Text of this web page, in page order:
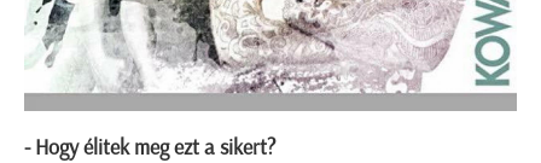
- Hogy élitek meg ezt a sikert?